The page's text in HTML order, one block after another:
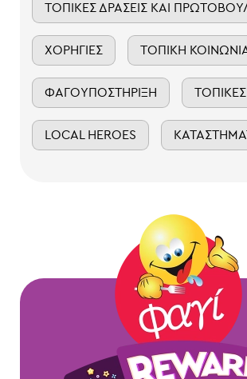
ΤΟΠΙΚΈΣ ΔΡΆΣΕΙΣ ΚΑΙ
ΧΟΡΗΓΊΕΣ ΤΟΠΙΚΉ
ΦΑΓΟΥΠΟΣΤΉΡΙΞΗ
LOCAL HEROES